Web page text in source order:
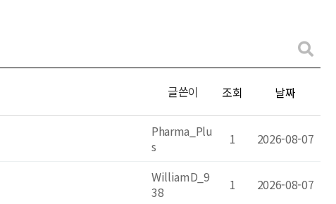
글쓴이 조회 날짜
Pharma_Plu
s
1 2026-08-07
WilliamD_9
38
1 2026-08-07